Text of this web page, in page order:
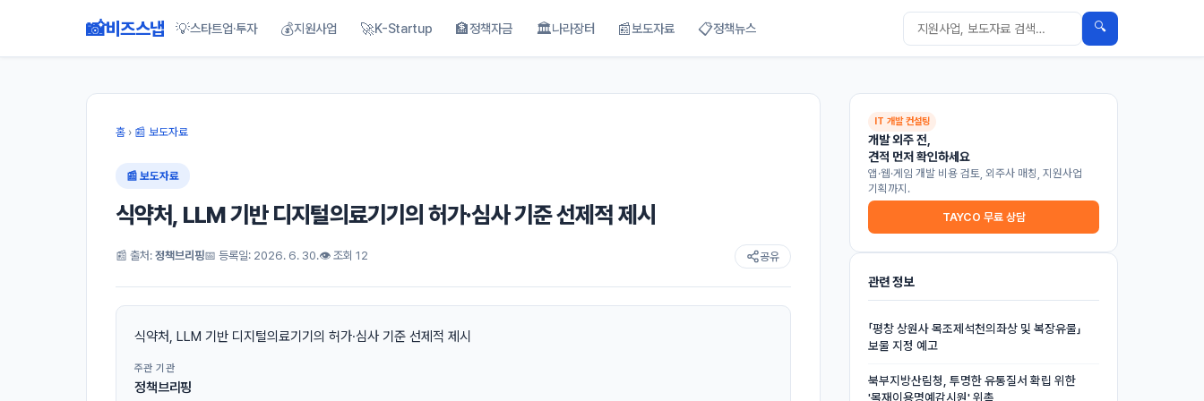
📸비즈스냅 💡스타트업·투자 💰지원사업 🚀K-Startup 🏦정책자금 🏛나라장터 📰보도자료 📋정책뉴스 🔍
홈 › 📰 보도자료
📰 보도자료
식약처, LLM 기반 디지털의료기기의 허가·심사 기준 선제적 제시
📰 출처: 정책브리핑📅 등록일: 2026. 6. 30.👁 조회 12 공유
식약처, LLM 기반 디지털의료기기의 허가·심사 기준 선제적 제시
주관 기관
정책브리핑
IT 개발 컨설팅
개발 외주 전,
견적 먼저 확인하세요
앱·웹·게임 개발 비용 검토, 외주사 매칭, 지원사업
기획까지.
TAYCO 무료 상담
관련 정보
「평창 상원사 목조제석천의좌상 및 복장유물」
보물 지정 예고
북부지방산림청, 투명한 유통질서 확립 위한
'목재이용명예감시원' 위촉